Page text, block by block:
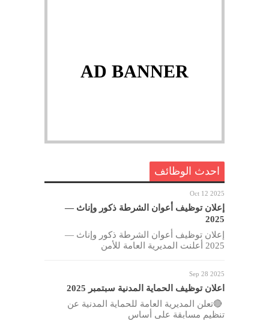
AD BANNER
احدث الوظائف
Oct 12 2025
إعلان توظيف أعوان الشرطة ذكور وإناث —
2025
إعلان توظيف أعوان الشرطة ذكور وإناث —
2025 أعلنت المديرية العامة للأمن
Sep 28 2025
اعلان توظيف الحماية المدنية سبتمبر 2025
🔴تعلن المديرية العامة للحماية المدنية عن
تنظيم مسابقة على أساس